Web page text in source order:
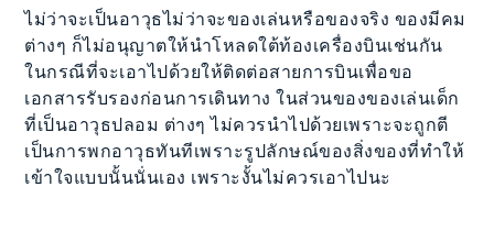
ไม่ว่าจะเป็นอาวุธไม่ว่าจะของเล่นหรือของจริง ของมีคม
ต่างๆ ก็ไม่อนุญาตให้นำโหลดใต้ท้องเครื่องบินเช่นกัน
ในกรณีที่จะเอาไปด้วยให้ติดต่อสายการบินเพื่อขอ
เอกสารรับรองก่อนการเดินทาง ในส่วนของของเล่นเด็ก
ที่เป็นอาวุธปลอม ต่างๆ ไม่ควรนำไปด้วยเพราะจะถูกตี
เป็นการพกอาวุธทันทีเพราะรูปลักษณ์ของสิ่งของที่ทำให้
เข้าใจแบบนั้นนั่นเอง เพราะงั้นไม่ควรเอาไปนะ